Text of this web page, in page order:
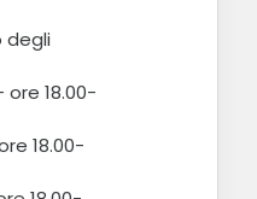
degli
ore 18.00-
18.00-